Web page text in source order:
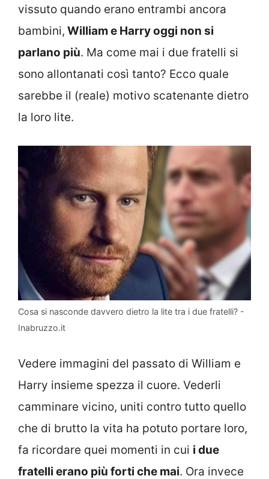
vissuto quando erano entrambi ancora
bambini, William e Harry oggi non si
parlano più. Ma come mai i due fratelli si
sono allontanati così tanto? Ecco quale
sarebbe il (reale) motivo scatenante dietro
la loro lite.
Cosa si nasconde davvero dietro la lite tra i due fratelli? -
Inabruzzo.it
Vedere immagini del passato di William e
Harry insieme spezza il cuore. Vederli
camminare vicino, uniti contro tutto quello
che di brutto la vita ha potuto portare loro,
fa ricordare quei momenti in cui i due
fratelli erano più forti che mai. Ora invece